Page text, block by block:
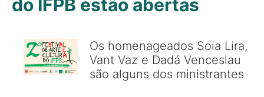
do IFPB estão abertas
Os homenageados Soia Lira,
Vant Vaz e Dadá Venceslau
são alguns dos ministrantes